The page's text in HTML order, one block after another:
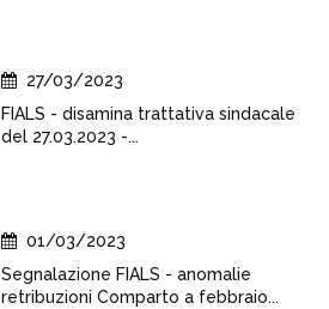
27/03/2023
FIALS - disamina trattativa sindacale
del 27.03.2023 -...
01/03/2023
Segnalazione FIALS - anomalie
retribuzioni Comparto a febbraio...